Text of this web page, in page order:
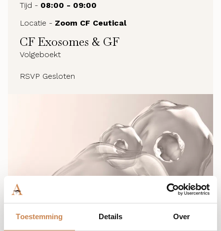
Toestemming Details Over
Tijd - 08:00 - 09:00
Locatie - Zoom CF Ceutical
CF Exosomes & GF
Volgeboekt
RSVP Gesloten